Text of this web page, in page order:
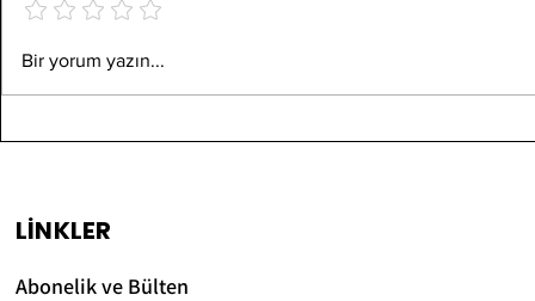
Mikroplastikler
Vücudumuza Nasıl
Giriyor?
Bir yorum yazın...
LİNKLER
Abonelik ve Bülten